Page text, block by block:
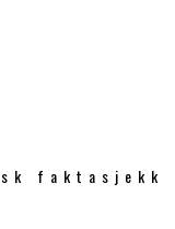
faktasjekk